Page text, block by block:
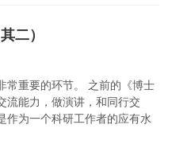
二）
常重要的环节。 之前的《博士
流能力，做演讲，和同行交
作为一个科研工作者的应有水